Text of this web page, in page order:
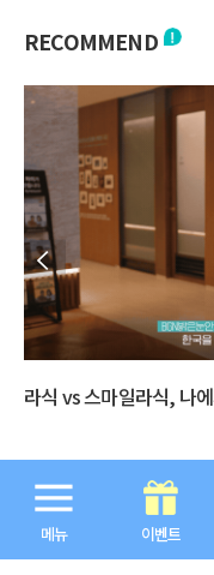
RECOMMEND
라식 vs 스마일라식, 나
메뉴 이벤트